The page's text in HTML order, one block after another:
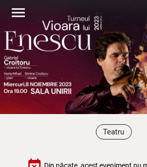
menu
Teatru
Din păcate, acest eveniment nu